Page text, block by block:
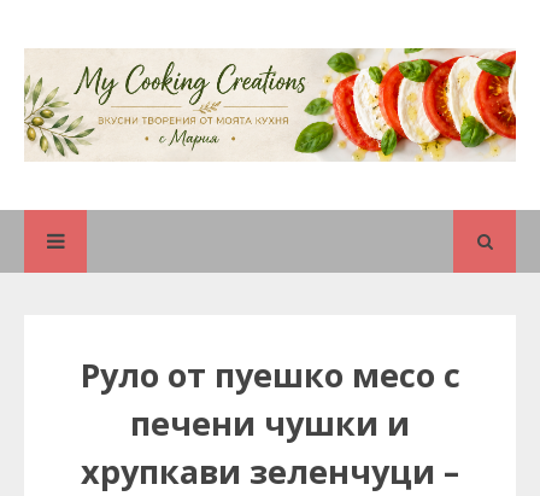
Руло от пуешко месо с
печени чушки и
хрупкави зеленчуци –